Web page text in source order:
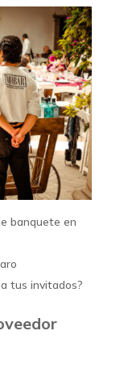
banquete en
tus invitados?